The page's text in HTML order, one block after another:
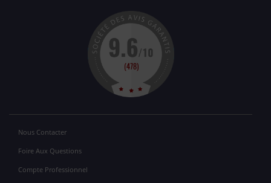
Nous Contacter
Foire Aux Questions
Compte Professionnel